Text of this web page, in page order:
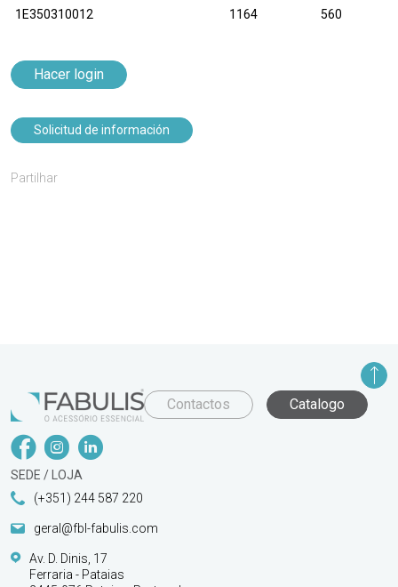
1E350310012 1164 560
Hacer login
Solicitud de información
Partilhar
Contactos Catalogo
SEDE / LOJA
(+351) 244 587 220
geral@fbl-fabulis.com
Av. D. Dinis, 17
Ferraria - Pataias